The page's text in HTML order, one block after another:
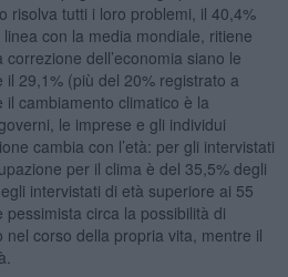
risolva tutti i loro problemi, il 40,4%
con la media mondiale, ritiene
dell’economia siano le
29,1% (più del 20% registrato a
cambiamento climatico è la
le imprese e gli individui
cambia con l’età: per gli intervistati
per il clima è del 35,5% degli
intervistati di età superiore ai 55
circa la possibilità di
corso della propria vita, mentre il